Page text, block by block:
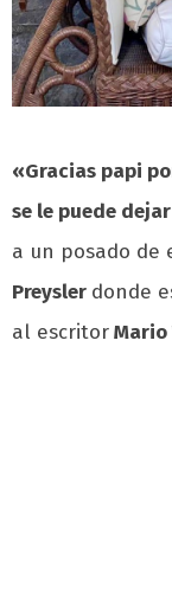
«Gracias papi
se le puede
a un posado de
Preysler donde
al escritorMario